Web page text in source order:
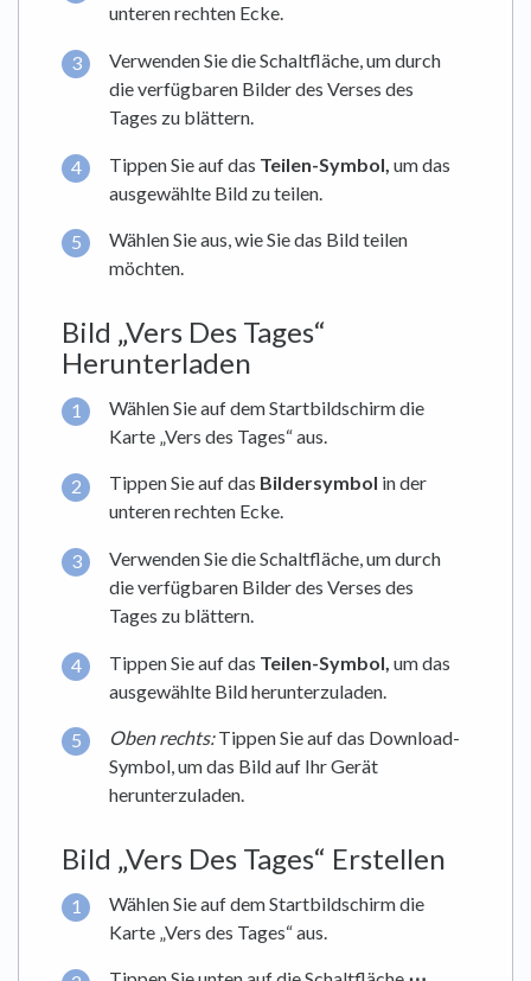
unteren rechten Ecke.
Verwenden Sie die Schaltfläche, um durch
die verfügbaren Bilder des Verses des
Tages zu blättern.
Tippen Sie auf das Teilen-Symbol, um das
ausgewählte Bild zu teilen.
Wählen Sie aus, wie Sie das Bild teilen
möchten.
Bild „Vers Des Tages“
Herunterladen
Wählen Sie auf dem Startbildschirm die
Karte „Vers des Tages“ aus.
Tippen Sie auf das Bildersymbol in der
unteren rechten Ecke.
Verwenden Sie die Schaltfläche, um durch
die verfügbaren Bilder des Verses des
Tages zu blättern.
Tippen Sie auf das Teilen-Symbol, um das
ausgewählte Bild herunterzuladen.
Oben rechts:Tippen Sie auf das Download-
Symbol, um das Bild auf Ihr Gerät
herunterzuladen.
Bild „Vers Des Tages“ Erstellen
Wählen Sie auf dem Startbildschirm die
Karte „Vers des Tages“ aus.